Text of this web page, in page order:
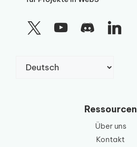
auswählen
Ressourcen
Über uns
Kontakt